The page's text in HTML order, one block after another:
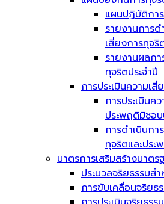
แผนปฏิบัติกา
รายงานการด
เสี่ยงการทุจริ
รายงานผลก
ทุจริตประจำปี
การประเมินความเ
การประเมินค
ประพฤติมิชอบ
การดำเนินกา
ทุจริตและปร
มาตรการเสริมสร้างมาต
ประมวลจริยธรรมส
การขับเคลื่อนจริยธ